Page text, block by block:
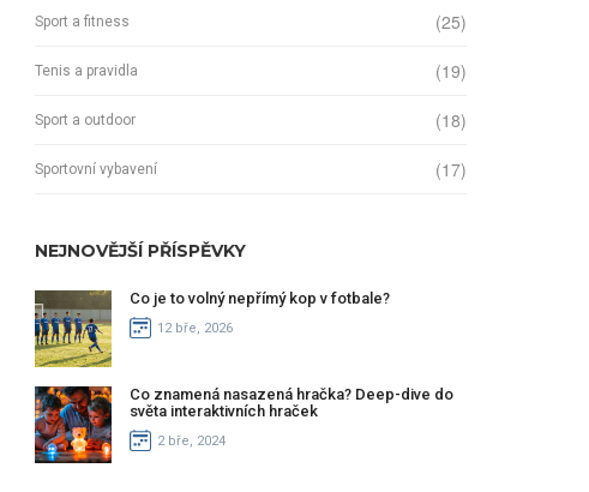
Sport a fitness (25)
Tenis a pravidla (19)
Sport a outdoor (18)
Sportovní vybavení (17)
NEJNOVĚJŠÍ PŘÍSPĚVKY
Co je to volný nepřímý kop v fotbale?
12 bře, 2026
Co znamená nasazená hračka? Deep-dive do
světa interaktivních hraček
2 bře, 2024